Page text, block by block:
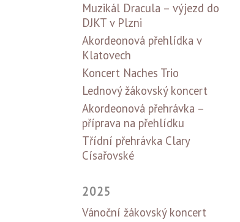
Muzikál Dracula – výjezd do
DJKT v Plzni
Akordeonová přehlídka v
Klatovech
Koncert Naches Trio
Lednový žákovský koncert
Akordeonová přehrávka –
příprava na přehlídku
Třídní přehrávka Clary
Císařovské
2025
Vánoční žákovský koncert